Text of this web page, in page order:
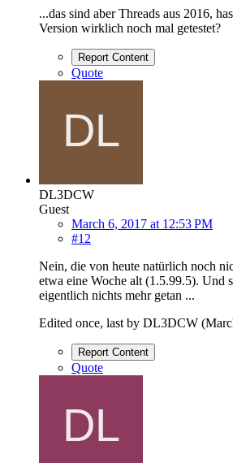
...das sind aber Threads aus 2016,
Version wirklich noch mal getestet?
Report Content
Quote
DL3DCW
Guest
March 6, 2017 at 12:53 PM
#12
Nein, die von heute natürlich noch
etwa eine Woche alt (1.5.99.5). Und
eigentlich nichts mehr getan ...
Edited once, last by DL3DCW (
Report Content
Quote